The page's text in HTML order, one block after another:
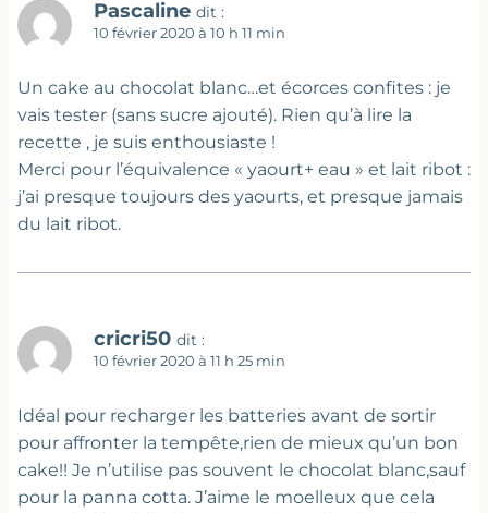
Pascaline dit :
10 février 2020 à 10 h 11 min
Un cake au chocolat blanc…et écorces confites : je
vais tester (sans sucre ajouté). Rien qu’à lire la
recette , je suis enthousiaste !
Merci pour l’équivalence « yaourt+ eau » et lait ribot :
j’ai presque toujours des yaourts, et presque jamais
du lait ribot.
cricri50 dit :
10 février 2020 à 11 h 25 min
Idéal pour recharger les batteries avant de sortir
pour affronter la tempête,rien de mieux qu’un bon
cake!! Je n’utilise pas souvent le chocolat blanc,sauf
pour la panna cotta. J’aime le moelleux que cela